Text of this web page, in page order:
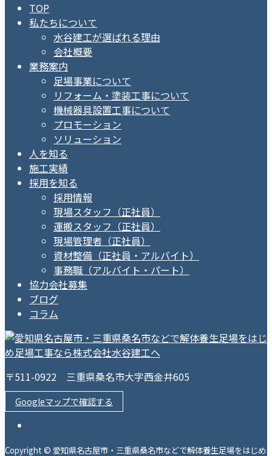
TOP
私たちについて
水谷建工が選ばれる理由
会社概要
業務案内
足場事業について
リフォーム・塗装工事について
機械器具設置工事について
プロモーション
ソリューション
人を知る
施工実績
採用を知る
採用情報
現場スタッフ（正社員）
運搬スタッフ（正社員）
現場管理者（正社員）
資材整備（正社員・アルバイト）
事務職（アルバイト・パート）
協力会社募集
ブログ
コラム
〒511-0922 三重県桑名市大字西金井605
Googleマップで確認する
Copyright © 愛知県名古屋市・三重県桑名市などで解体養生足場をはじめ